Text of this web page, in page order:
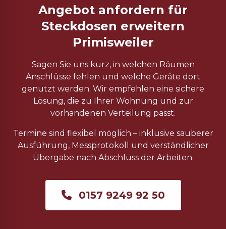
Angebot anfordern für
Steckdosen erweitern
Primisweiler
Sagen Sie uns kurz, in welchen Räumen
Anschlüsse fehlen und welche Geräte dort
genutzt werden. Wir empfehlen eine sichere
Lösung, die zu Ihrer Wohnung und zur
vorhandenen Verteilung passt.
Termine sind flexibel möglich – inklusive sauberer
Ausführung, Messprotokoll und verständlicher
Übergabe nach Abschluss der Arbeiten.
0157 9249 92 50